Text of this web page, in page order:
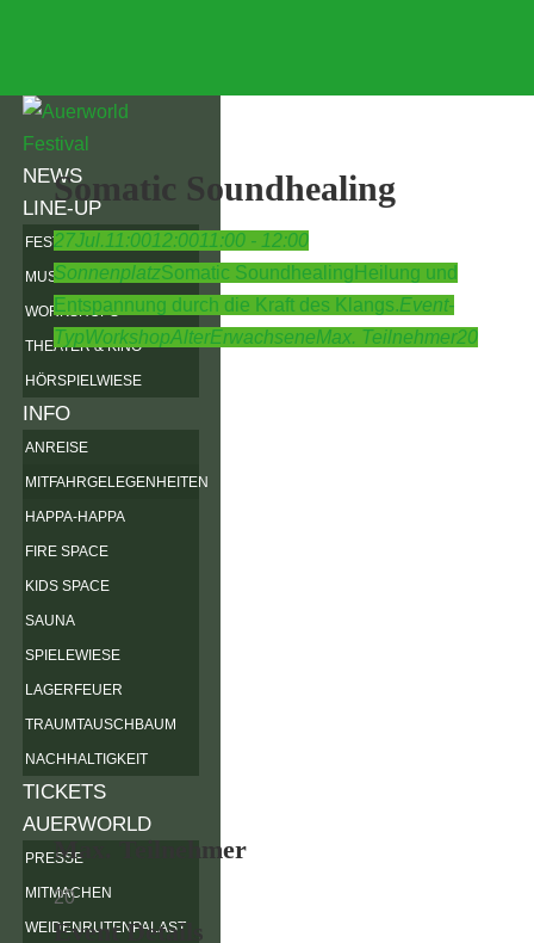
NEWS
LINE-UP
FESTIVALKARTE
MUSIK
WORKSHOPS
THEATER & KINO
HÖRSPIELWIESE
INFO
ANREISE
MITFAHRGELEGENHEITEN
HAPPA-HAPPA
FIRE SPACE
KIDS SPACE
SAUNA
SPIELEWIESE
LAGERFEUER
TRAUMTAUSCHBAUM
NACHHALTIGKEIT
TICKETS
AUERWORLD
PRESSE
MITMACHEN
WEIDENRUTENPALAST
Somatic Soundhealing
27Jul. 11:0012:0011:00 - 12:00
SonnenplatzSomatic Soundhealing Heilung und
Entspannung durch die Kraft des Klangs.Event-
TypWorkshopAlterErwachseneMax. Teilnehmer20
Max. Teilnehmer
20
Event Details